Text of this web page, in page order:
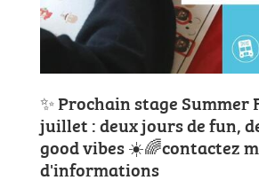
✨ Prochain stage Summer
juillet : deux jours de fun,
good vibes ☀️🌈contactez
d'informations